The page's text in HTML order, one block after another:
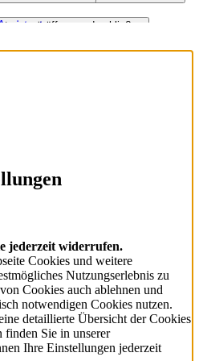
und Musterbäder
und Gasheizung
/ Trinkwasser
Haustechnik
öffnen und schließen
und Lichtlösung
und Reperatur
jederzeit widerrufen.
Cookies und weitere
Nutzungserlebnis zu
Cookies auch ablehnen und
notwendigen Cookies nutzen.
detaillierte Übersicht der Cookies
finden Sie in unserer
Ihre Einstellungen jederzeit